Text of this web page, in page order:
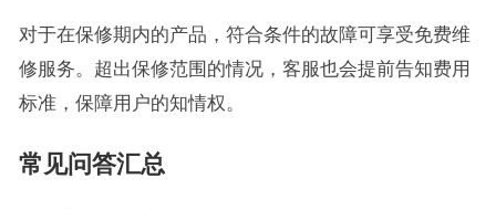
对于在保修期内的产品，符合条件的故障可享受免费维
修服务。超出保修范围的情况，客服也会提前告知费用
标准，保障用户的知情权。
常见问答汇总